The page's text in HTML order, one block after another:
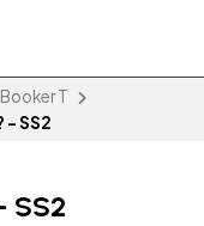
Booker T
- SS2
SS2